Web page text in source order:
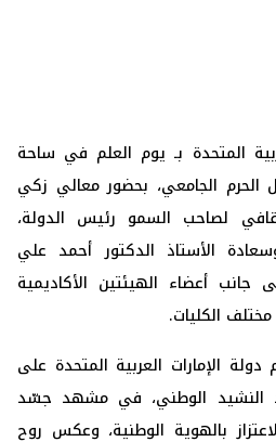
المتحدة بـ يوم العلم في ساحة
الحرم الجامعي، بحضور معالي زكي
لصاحب السمو رئيس الدولة،
الأستاذ الدكتور أحمد علي
جانب أعضاء الهيئتين الأكاديمية
الكليات.
الإمارات العربية المتحدة على
النشيد الوطني، في مشهد جسّد
بالهوية الوطنية، وعكس روح